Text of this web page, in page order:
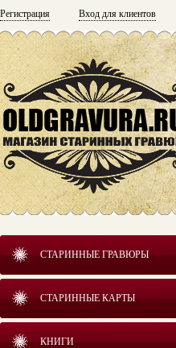
Регистрация Вход для клиентов
СТАРИННЫЕ ГРАВЮРЫ
СТАРИННЫЕ КАРТЫ
КНИГИ